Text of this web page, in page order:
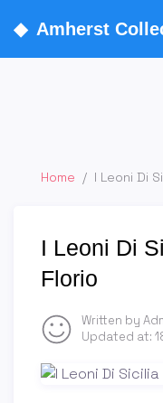
◆ Amherst
Home / I Leoni Di
I Leoni Di
Florio
Written by
Updated at: